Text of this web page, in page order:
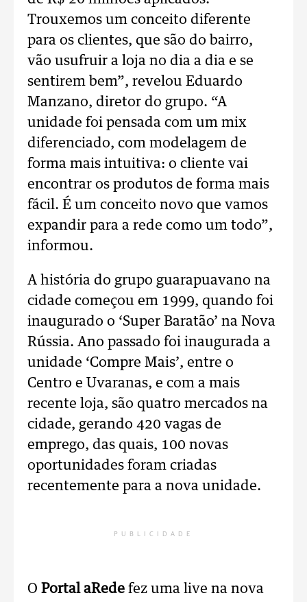
Trouxemos um conceito diferente
para os clientes, que são do bairro,
vão usufruir a loja no dia a dia e se
sentirem bem”, revelou Eduardo
Manzano, diretor do grupo. “A
unidade foi pensada com um mix
diferenciado, com modelagem de
forma mais intuitiva: o cliente vai
encontrar os produtos de forma mais
fácil. É um conceito novo que vamos
expandir para a rede como um todo”,
informou.
A história do grupo guarapuavano na
cidade começou em 1999, quando foi
inaugurado o ‘Super Baratão’ na Nova
Rússia. Ano passado foi inaugurada a
unidade ‘Compre Mais’, entre o
Centro e Uvaranas, e com a mais
recente loja, são quatro mercados na
cidade, gerando 420 vagas de
emprego, das quais, 100 novas
oportunidades foram criadas
recentemente para a nova unidade.
PUBLICIDADE
O Portal aRede fez uma live na nova